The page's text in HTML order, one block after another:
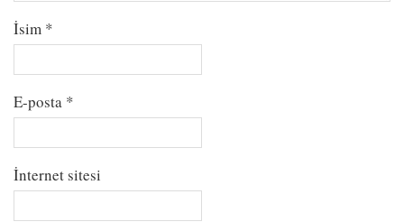
İsim *
E-posta *
İnternet sitesi